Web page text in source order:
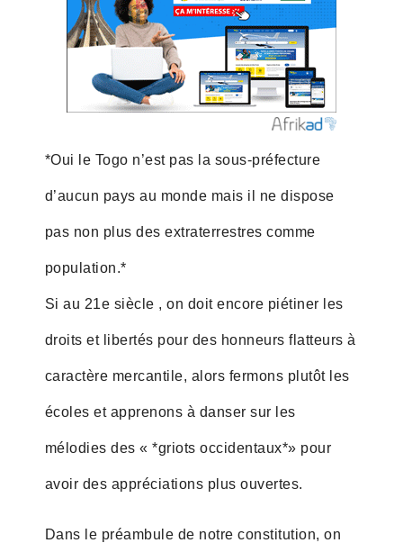
*Oui le Togo n’est pas la sous-préfecture
d’aucun pays au monde mais il ne dispose
pas non plus des extraterrestres comme
population.*
Si au 21e siècle , on doit encore piétiner les
droits et libertés pour des honneurs flatteurs à
caractère mercantile, alors fermons plutôt les
écoles et apprenons à danser sur les
mélodies des « *griots occidentaux*» pour
avoir des appréciations plus ouvertes.
Dans le préambule de notre constitution, on